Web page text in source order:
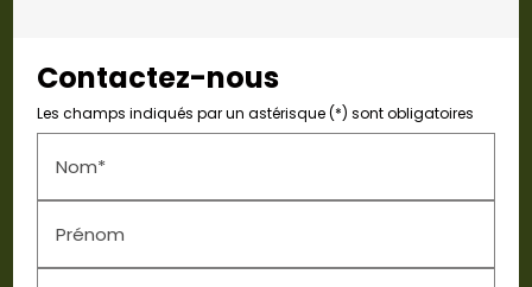
Contactez-nous
Les champs indiqués par un astérisque (*) sont obligatoires
Nom*
Prénom